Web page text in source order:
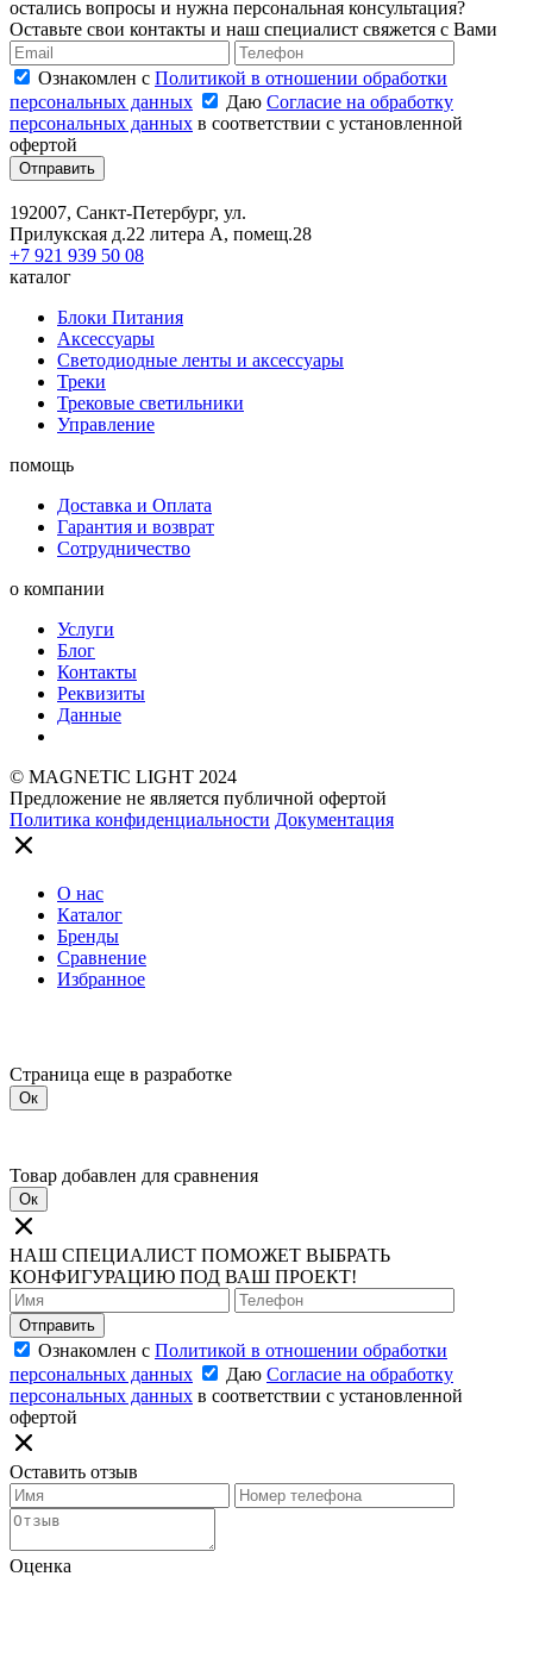
остались вопросы и нужна персональная консультация?
Оставьте свои контакты и наш специалист свяжется с Вами
Ознакомлен с Политикой в отношении обработки
персональных данных
Даю Согласие на обработку
персональных данных в соответствии с установленной
офертой
Отправить
192007, Санкт-Петербург, ул.
Прилукская д.22 литера А, помещ.28
+7 921 939 50 08
каталог
Блоки Питания
Аксессуары
Светодиодные ленты и аксессуары
Треки
Трековые светильники
Управление
помощь
Доставка и Оплата
Гарантия и возврат
Сотрудничество
о компании
Услуги
Блог
Контакты
Реквизиты
Данные
© MAGNETIC LIGHT 2024
Предложение не является публичной офертой
Политика конфиденциальности Документация
О нас
Каталог
Бренды
Сравнение
Избранное
Страница еще в разработке
Ок
Товар добавлен для сравнения
Ок
НАШ СПЕЦИАЛИСТ ПОМОЖЕТ ВЫБРАТЬ
КОНФИГУРАЦИЮ ПОД ВАШ ПРОЕКТ!
Отправить
Ознакомлен с Политикой в отношении обработки
персональных данных
Даю Согласие на обработку
персональных данных в соответствии с установленной
офертой
Оставить отзыв
Оценка